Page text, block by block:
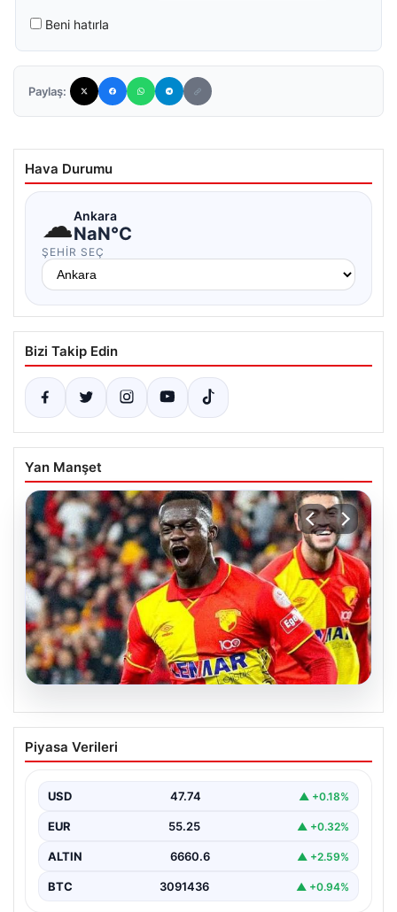
Beni hatırla
Paylaş:
Hava Durumu
☁Ankara
NaN°C
ŞEHIR SEÇ
Bizi Takip Edin
Yan Manşet
07.08.2026
Göztepe para basacak! Yine dev satış
geliyor
Piyasa Verileri
USD 47.74 ▲ +0.18%
EUR 55.25 ▲ +0.32%
ALTIN 6660.6 ▲ +2.59%
BTC 3091436 ▲ +0.94%